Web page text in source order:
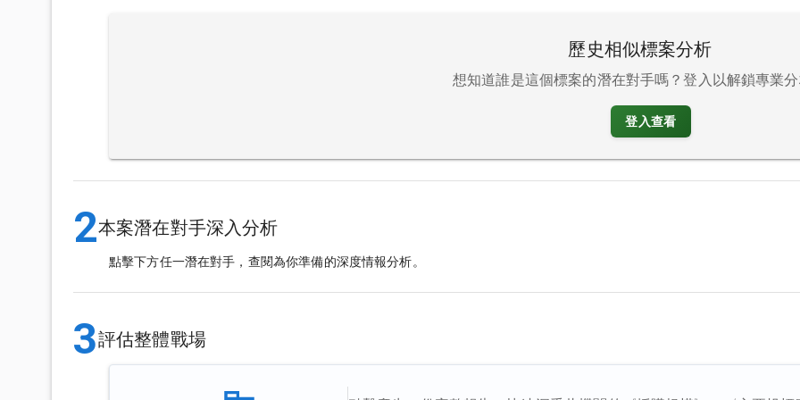
歷史相似標案分析
想知道誰是這個標案的潛在對手嗎？登入以解鎖專業
登入查看
2本案潛在對手深入分析
點擊下方任一潛在對手，查閱為你準備的深度情報分析。
3評估整體戰場